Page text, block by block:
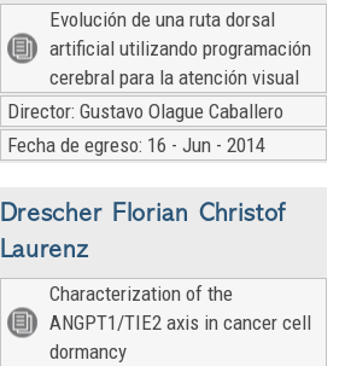
Evolución de una ruta dorsal
artificial utilizando programación
cerebral para la atención visual
Director: Gustavo Olague Caballero
Fecha de egreso: 16 - Jun - 2014
Drescher Florian Christof
Laurenz
Characterization of the
ANGPT1/TIE2 axis in cancer cell
dormancy